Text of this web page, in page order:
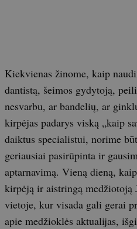
Kiekvienas žinome, kaip
dantistą, šeimos gydytoją,
nesvarbu, ar bandelių, ar
kirpėjas padarys viską „kaip
daiktus specialistui, norime
geriausiai pasirūpinta ir
aptarnavimą. Vieną dieną,
kirpėją ir aistringą medžiotoją
vietoje, kur visada gali gerai
apie medžioklės aktualijas,